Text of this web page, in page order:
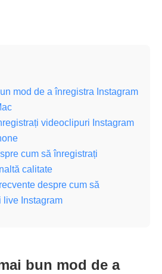
mod de a înregistra Instagram
videoclipuri Instagram
cum să înregistrați
calitate
despre cum să
live Instagram
bun mod de a